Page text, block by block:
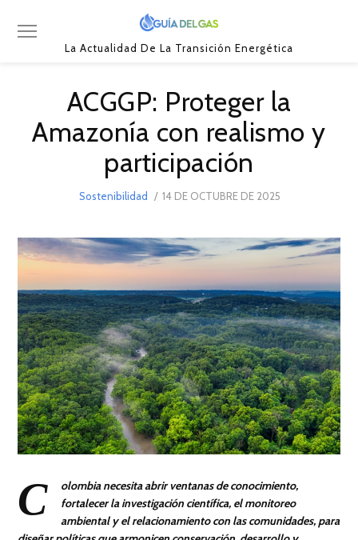
La Actualidad De La Transición Energética
ACGGP: Proteger la
Amazonía con realismo y
participación
Sostenibilidad
POSTED
14 DE OCTUBRE DE 2025
DE
2025
C
olombia necesita abrir ventanas de conocimiento,
fortalecer la investigación científica, el monitoreo
ambiental y el relacionamiento con las comunidades, para